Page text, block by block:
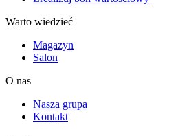
Warto wiedzieć
Magazyn
Salon
O nas
Nasza grupa
Kontakt